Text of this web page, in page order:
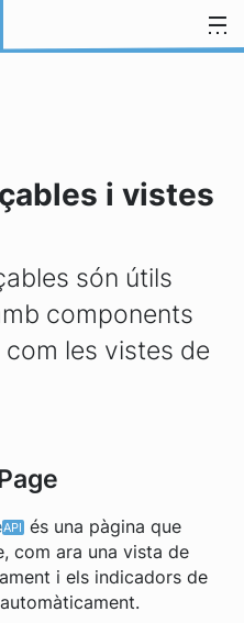
i vistes
són útils
components
les vistes de
és una pàgina que
com ara una vista de
i els indicadors de